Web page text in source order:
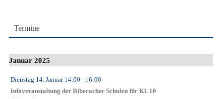
Termine
Januar 2025
Dienstag 14. Januar14:00 - 16:00
Infoveranstaltung der Biberacher Schulen für Kl. 10